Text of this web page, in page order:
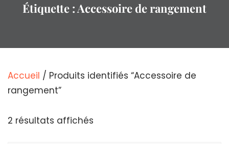
Étiquette :Accessoire de rangement
Accueil / Produits identifiés “Accessoire de
rangement”
2 résultats affichés